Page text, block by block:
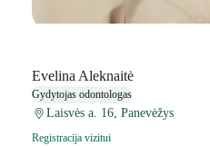
Evelina Aleknaitė
Gydytojas odontologas
Laisvės a. 16, Panevėžys
Registracija vizitui